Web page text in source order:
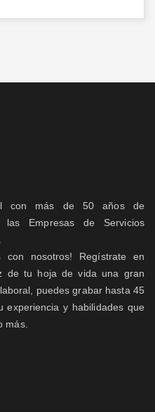
con más de 50 años de
Empresas de Servicios
con nosotros! Regístrate en
de tu hoja de vida una gran
puedes grabar hasta 45
experiencia y habilidades que
más.